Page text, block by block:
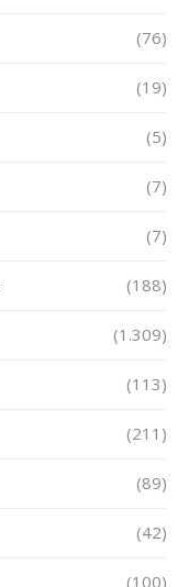
(76)
(19)
(5)
(7)
(7)
(188)
(1.309)
(113)
(211)
(89)
(42)
(100)